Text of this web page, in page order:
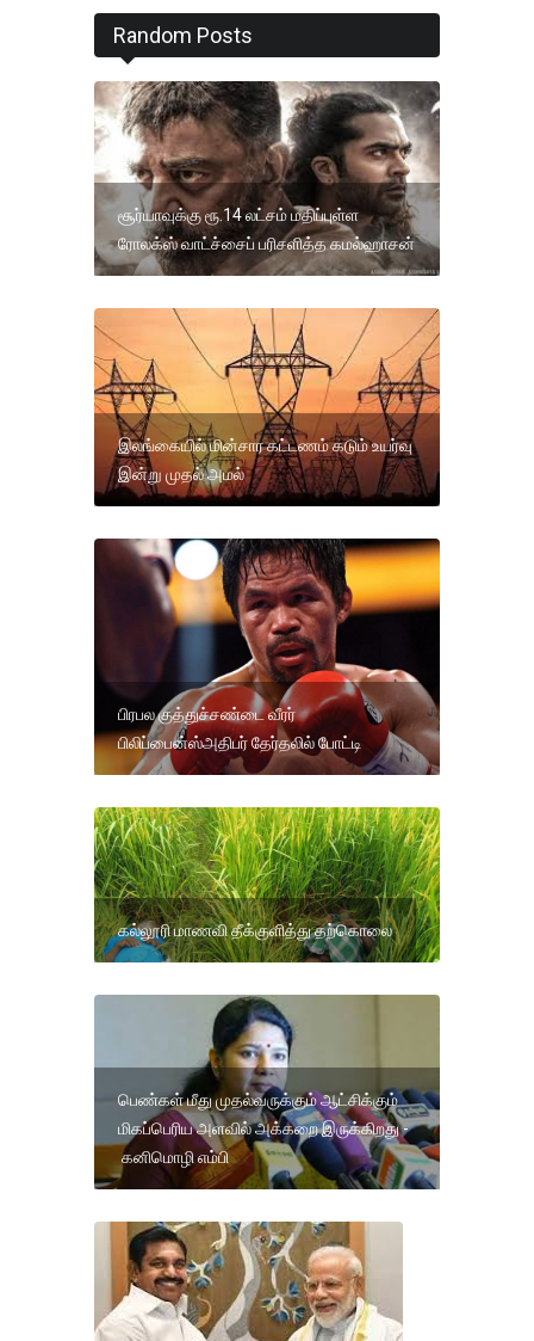
Random Posts
சூர்யாவுக்கு ரூ.14 லட்சம் மதிப்புள்ள
ரோலக்ஸ் வாட்ச்சைப் பரிசளித்த கமல்ஹாசன்
இலங்கையில் மின்சார கட்டணம் கடும் உயர்வு
இன்று முதல் அமல்
பிரபல குத்துச்சண்டை வீரர்
பிலிப்பைன்ஸ்அதிபர் தேர்தலில் போட்டி
கல்லூரி மாணவி தீக்குளித்து தற்கொலை
பெண்கள் மீது முதல்வருக்கும் ஆட்சிக்கும்
மிகப்பெரிய அளவில் அக்கறை இருக்கிறது -
கனிமொழி எம்பி